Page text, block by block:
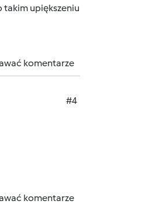
takim upiększeniu
komentarze
#4
komentarze